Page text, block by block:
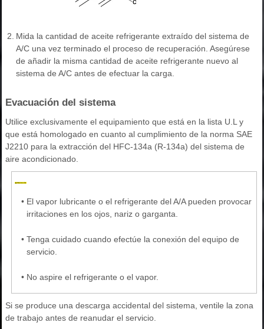
2. Mida la cantidad de aceite refrigerante extraído del sistema de
A/C una vez terminado el proceso de recuperación. Asegúrese
de añadir la misma cantidad de aceite refrigerante nuevo al
sistema de A/C antes de efectuar la carga.
Evacuación del sistema
Utilice exclusivamente el equipamiento que está en la lista U.L y
que está homologado en cuanto al cumplimiento de la norma SAE
J2210 para la extracción del HFC-134a (R-134a) del sistema de
aire acondicionado.
• El vapor lubricante o el refrigerante del A/A pueden provocar
irritaciones en los ojos, nariz o garganta.
• Tenga cuidado cuando efectúe la conexión del equipo de
servicio.
• No aspire el refrigerante o el vapor.
Si se produce una descarga accidental del sistema, ventile la zona
de trabajo antes de reanudar el servicio.